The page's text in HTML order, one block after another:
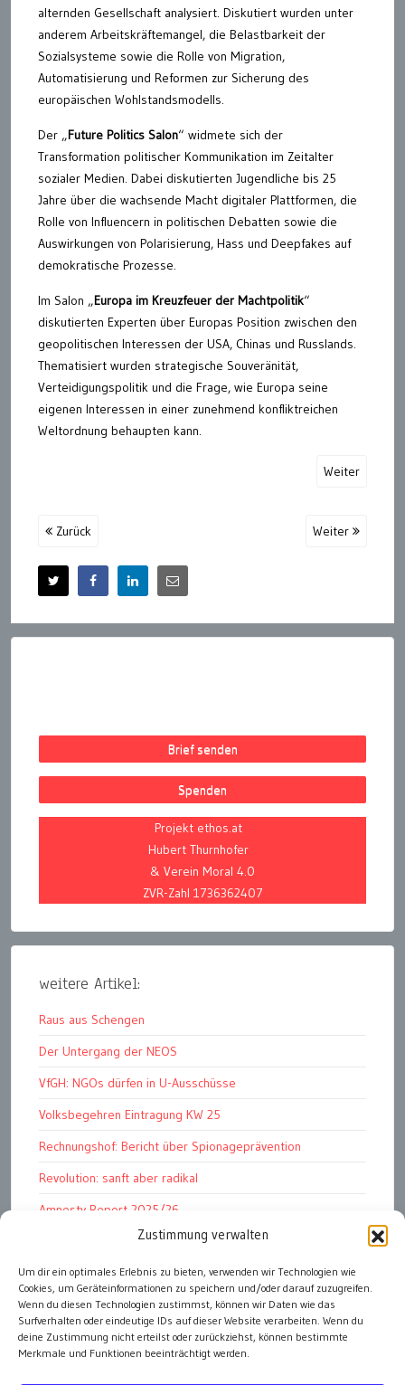
Zustimmung verwalten
Um dir ein optimales Erlebnis zu bieten, verwenden wir Technologien wie
Cookies, um Geräteinformationen zu speichern und/oder darauf zuzugreifen.
Wenn du diesen Technologien zustimmst, können wir Daten wie das
Surfverhalten oder eindeutige IDs auf dieser Website verarbeiten. Wenn du
deine Zustimmung nicht erteilst oder zurückziehst, können bestimmte
Merkmale und Funktionen beeinträchtigt werden.
alternden Gesellschaft analysiert. Diskutiert wurden unter
anderem Arbeitskräftemangel, die Belastbarkeit der
Sozialsysteme sowie die Rolle von Migration,
Automatisierung und Reformen zur Sicherung des
europäischen Wohlstandsmodells.
Der „Future Politics Salon“ widmete sich der
Transformation politischer Kommunikation im Zeitalter
sozialer Medien. Dabei diskutierten Jugendliche bis 25
Jahre über die wachsende Macht digitaler Plattformen, die
Rolle von Influencern in politischen Debatten sowie die
Auswirkungen von Polarisierung, Hass und Deepfakes auf
demokratische Prozesse.
Im Salon „Europa im Kreuzfeuer der Machtpolitik“
diskutierten Experten über Europas Position zwischen den
geopolitischen Interessen der USA, Chinas und Russlands.
Thematisiert wurden strategische Souveränität,
Verteidigungspolitik und die Frage, wie Europa seine
eigenen Interessen in einer zunehmend konfliktreichen
Weltordnung behaupten kann.
Weiter
Zurück Weiter
Brief senden
Spenden
Projekt ethos.at
Hubert Thurnhofer
& Verein Moral 4.0
ZVR-Zahl 1736362407
weitere Artikel:
Raus aus Schengen
Der Untergang der NEOS
VfGH: NGOs dürfen in U-Ausschüsse
Volksbegehren Eintragung KW 25
Rechnungshof: Bericht über Spionageprävention
Revolution: sanft aber radikal
Amnesty Report 2025/26
Attac kritisiert neues EU-Rüstungspaket
Ungarn ist demokratischer als Österreich
Volksbegehren 2026 Eintragung KW 25